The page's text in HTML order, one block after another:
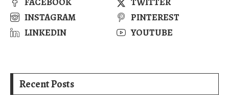
INSTAGRAM
PINTEREST
LINKEDIN
YOUTUBE
Recent Posts